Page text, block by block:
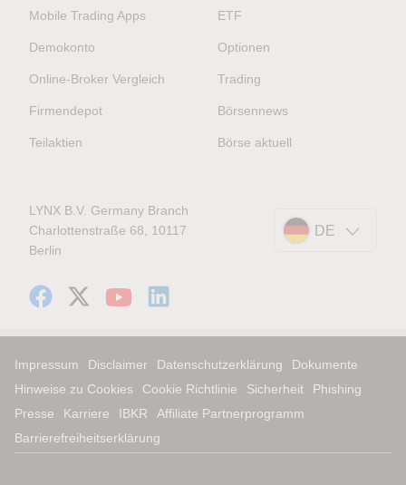
Mobile Trading Apps
Demokonto
Online-Broker Vergleich
Firmendepot
Teilaktien
ETF
Optionen
Trading
Börsennews
Börse aktuell
LYNX B.V. Germany Branch
Charlottenstraße 68, 10117
Berlin
DE
Impressum Disclaimer Datenschutzerklärung
Dokumente
Hinweise zu Cookies
Cookie Richtlinie Sicherheit
Phishing
Presse
Karriere IBKR
Affiliate Partnerprogramm
Barrierefreiheitserklärung